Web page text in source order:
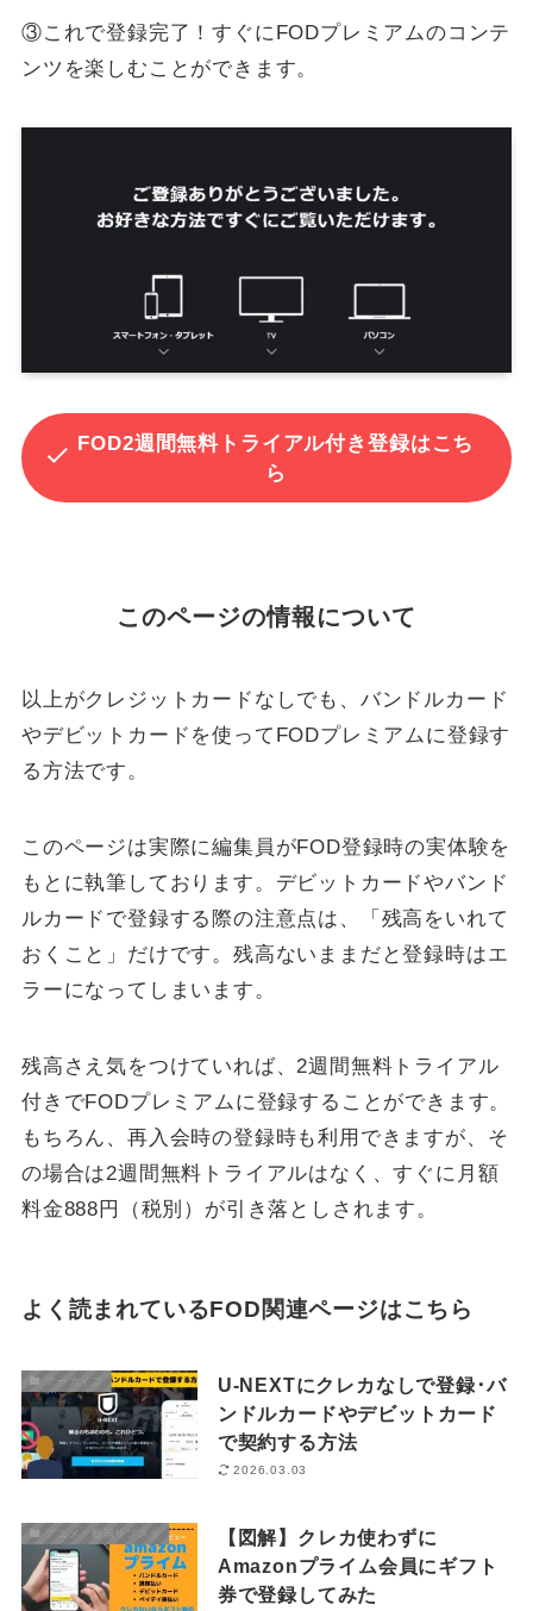
③これで登録完了！すぐにFODプレミアムのコンテ
ンツを楽しむことができます。
FOD2週間無料トライアル付き登録はこち
ら
このページの情報について
以上がクレジットカードなしでも、バンドルカード
やデビットカードを使ってFODプレミアムに登録す
る方法です。
このページは実際に編集員がFOD登録時の実体験を
もとに執筆しております。デビットカードやバンド
ルカードで登録する際の注意点は、「残高をいれて
おくこと」だけです。残高ないままだと登録時はエ
ラーになってしまいます。
残高さえ気をつけていれば、2週間無料トライアル
付きでFODプレミアムに登録することができます。
もちろん、再入会時の登録時も利用できますが、そ
の場合は2週間無料トライアルはなく、すぐに月額
料金888円（税別）が引き落としされます。
よく読まれているFOD関連ページはこちら
アーカイブ
U-NEXTにクレカなしで登録･バ
ンドルカードやデビットカード
で契約する方法
2026.03.03
アニメ・動画サブスク
【図解】クレカ使わずに
Amazonプライム会員にギフト
券で登録してみた